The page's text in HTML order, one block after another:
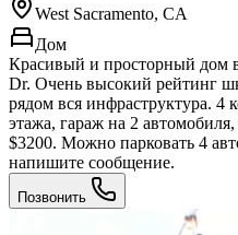
West Sacramento, CA
Дом
Красивый и просторный дом
Dr. Очень высокий рейтинг
рядом вся инфраструктура.
этажа, гараж на 2
$3200. Можно парковать 4
напишите сообщение.
Позвонить